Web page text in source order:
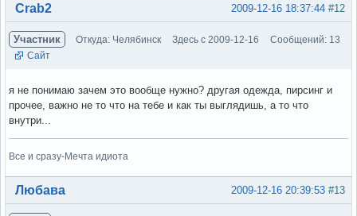
Вне форума #12
2009-12-16 18:37:44
Crab2
Участник Откуда: Челябинск Здесь с 2009-12-16
Сообщений: 13
Сайт
я не понимаю зачем это вообще нужно? другая одежда, пирсинг и
прочее, важно не то что на тебе и как ты выглядишь, а то что
внутри...
Все и сразу-Мечта идиота
Вне форума #13
2009-12-16 20:39:53
Любава